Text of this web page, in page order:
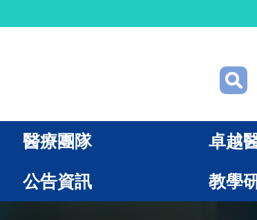
醫療團隊 卓越
公告資訊 教學